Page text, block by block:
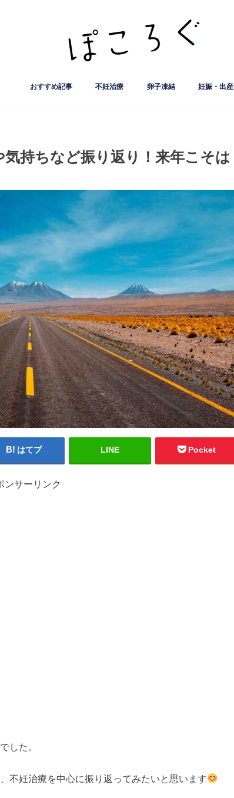
おすすめ記事 不妊治療 卵子凍結 妊娠・出産
持ちなど振り返り！来年こそは
はてブ LINE Pocket
ンサーリンク
した。
不妊治療を中心に振り返ってみたいと思います